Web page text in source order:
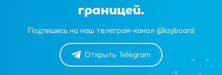
границей.
Подпишись на наш телеграм-канал @layboard
Открыть Telegram